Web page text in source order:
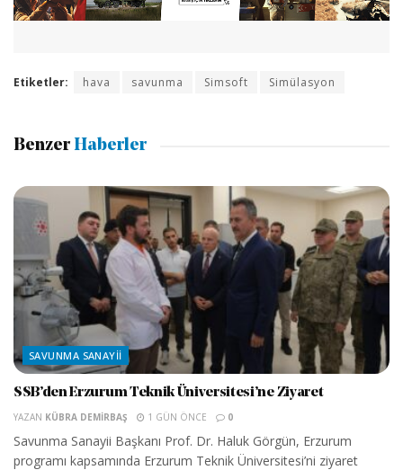
Etiketler: hava savunma Simsoft Simülasyon
Benzer Haberler
SAVUNMA SANAYII
SSB’den Erzurum Teknik Üniversitesi’ne Ziyaret
YAZAN KÜBRA DEMIRBAŞ 1 GÜN ÖNCE 0
Savunma Sanayii Başkanı Prof. Dr. Haluk Görgün, Erzurum
programı kapsamında Erzurum Teknik Üniversitesi’ni ziyaret